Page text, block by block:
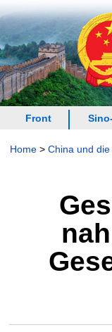
Front
Home > China und die